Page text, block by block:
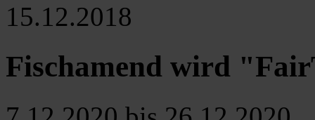
15.12.2018
Fischamend wird